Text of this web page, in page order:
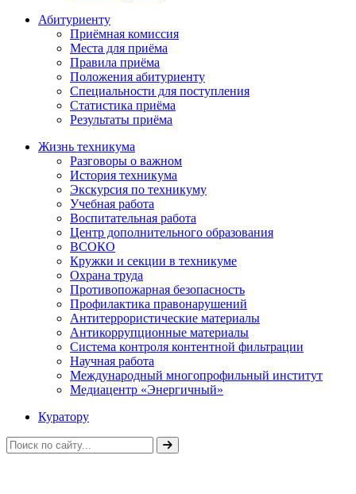
Абитуриенту
Приёмная комиссия
Места для приёма
Правила приёма
Положения абитуриенту
Специальности для поступления
Статистика приёма
Результаты приёма
Жизнь техникума
Разговоры о важном
История техникума
Экскурсия по техникуму
Учебная работа
Воспитательная работа
Центр дополнительного образования
ВСОКО
Кружки и секции в техникуме
Охрана труда
Противопожарная безопасность
Профилактика правонарушений
Антитеррористические материалы
Антикоррупционные материалы
Система контроля контентной фильтрации
Научная работа
Международный многопрофильный институт
Медиацентр «Энергичный»
Куратору